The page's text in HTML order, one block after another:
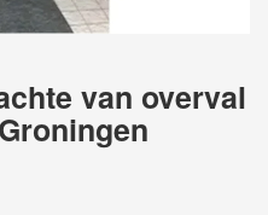
van overval